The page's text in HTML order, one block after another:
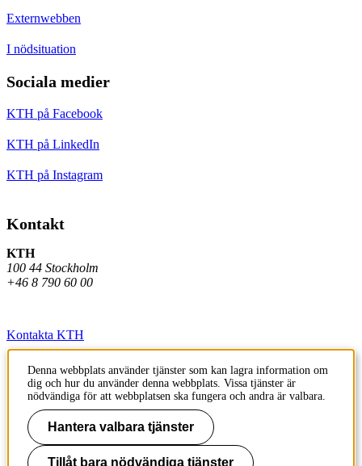
Externwebben
I nödsituation
Sociala medier
KTH på Facebook
KTH på LinkedIn
KTH på Instagram
Kontakt
KTH
100 44 Stockholm
+46 8 790 60 00
Kontakta KTH
Jobba på KTH
Press och media
Faktura och betalning KTH
Om KTH:s webbplatser
Denna webbplats använder tjänster som kan lagra information om
dig och hur du använder denna webbplats. Vissa tjänster är
nödvändiga för att webbplatsen ska fungera och andra är valbara.
Hantera valbara tjänster
Tillåt bara nödvändiga tjänster